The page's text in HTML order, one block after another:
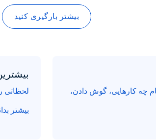
بیشتر بارگیری کنید
چه کارهایی، گوش دادن،
لحظاتی را کشف
بیشتر